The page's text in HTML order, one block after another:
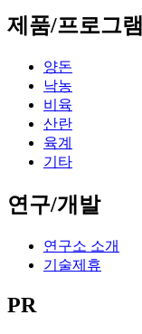
제품/프로그램
양돈
낙농
비육
산란
육계
기타
연구/개발
연구소 소개
기술제휴
PR